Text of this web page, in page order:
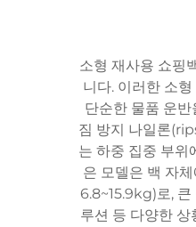
소형 재사용 쇼핑
니다. 이러한 소
단순한 물품 운
짐 방지 나일론
는 하중 집중 부위
은 모델은 백 자
6.8~15.9kg)로,
루션 등 다양한